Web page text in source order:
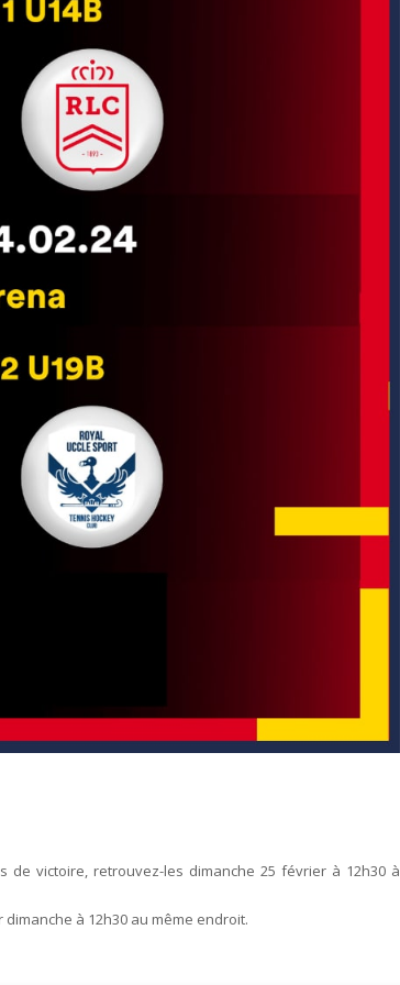
de victoire, retrouvez-les dimanche 25 février à 12h30 à
à 12h30 au même endroit.